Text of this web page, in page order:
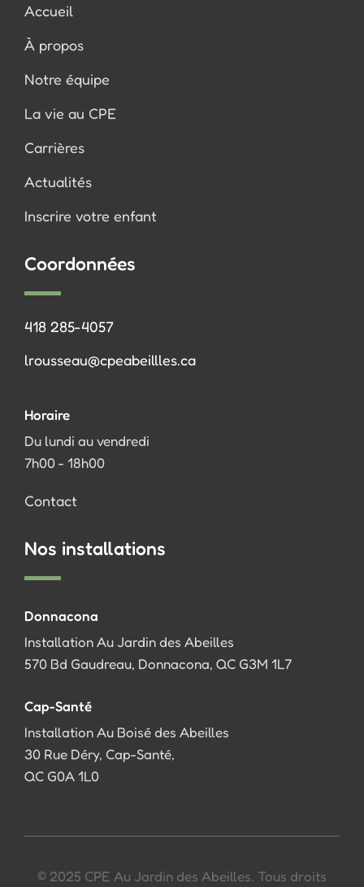
Accueil
À propos
Notre équipe
La vie au CPE
Carrières
Actualités
Inscrire votre enfant
Coordonnées
418 285-4057
lrousseau@cpeabeillles.ca
Horaire
Du lundi au vendredi
7h00 - 18h00
Contact
Nos installations
Donnacona
Installation Au Jardin des Abeilles
570 Bd Gaudreau, Donnacona, QC G3M 1L7
Cap-Santé
Installation Au Boisé des Abeilles
30 Rue Déry, Cap-Santé,
QC G0A 1L0
© 2025 CPE Au Jardin des Abeilles. Tous droits